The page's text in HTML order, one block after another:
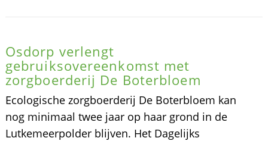
Osdorp verlengt
gebruiksovereenkomst met
zorgboerderij De Boterbloem
Ecologische zorgboerderij De Boterbloem kan
nog minimaal twee jaar op haar grond in de
Lutkemeerpolder blijven. Het Dagelijks